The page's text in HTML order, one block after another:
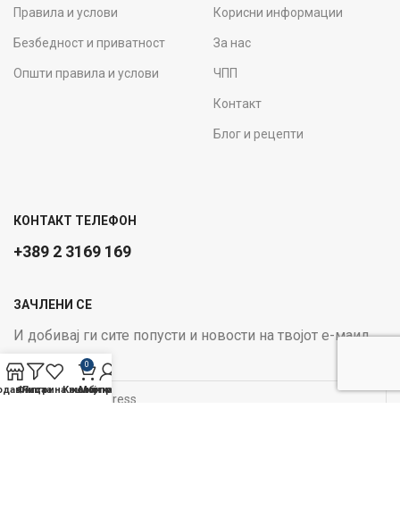
Правила и услови
Безбедност и приватност
Општи правила и услови
Корисни информации
За нас
ЧПП
Контакт
Блог и рецепти
КОНТАКТ ТЕЛЕФОН
+389 2 3169 169
ЗАЧЛЕНИ СЕ
И добивај ги сите попусти и новости на твојот е-маил
Email address:
Филтри
Листа на желби
0
Кошничка
Мој профил